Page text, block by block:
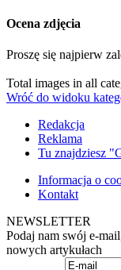
Ocena zdjęcia
Proszę się najpierw
Total images in all
Wróć do widoku
Redakcja
Reklama
Tu znajdziesz
Informacja o
Kontakt
NEWSLETTER
Podaj nam swój e-
nowych artykułach